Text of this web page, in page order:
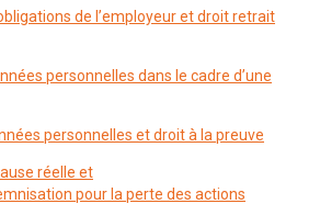
de l’employeur et droit retrait
personnelles dans le cadre d’une
personnelles et droit à la preuve
réelle et
pour la perte des actions